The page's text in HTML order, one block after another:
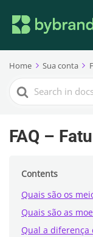
Home Sua conta
Search
For
FAQ –
Contents
Quais são os
Quais são as
Qual a diferença